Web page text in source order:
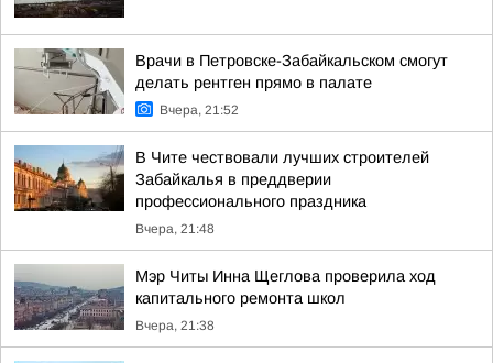
Врачи в Петровске-Забайкальском смогут
делать рентген прямо в палате
Вчера, 21:52
В Чите чествовали лучших строителей
Забайкалья в преддверии
профессионального праздника
Вчера, 21:48
Мэр Читы Инна Щеглова проверила ход
капитального ремонта школ
Вчера, 21:38